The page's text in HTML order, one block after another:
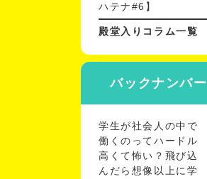
ハテナ#6】
殿堂入りコラム一覧
バックナンバー
学生が社会人の中で
働くのってハードル
高くて怖い？飛び込
んだら想像以上に学